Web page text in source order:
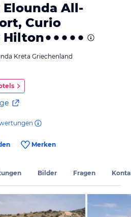
Elounda All-
Curio
Hilton
Kreta Griechenland
Merken
Bilder Fragen